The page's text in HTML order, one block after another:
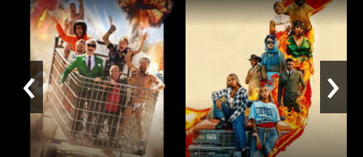
‹ ›